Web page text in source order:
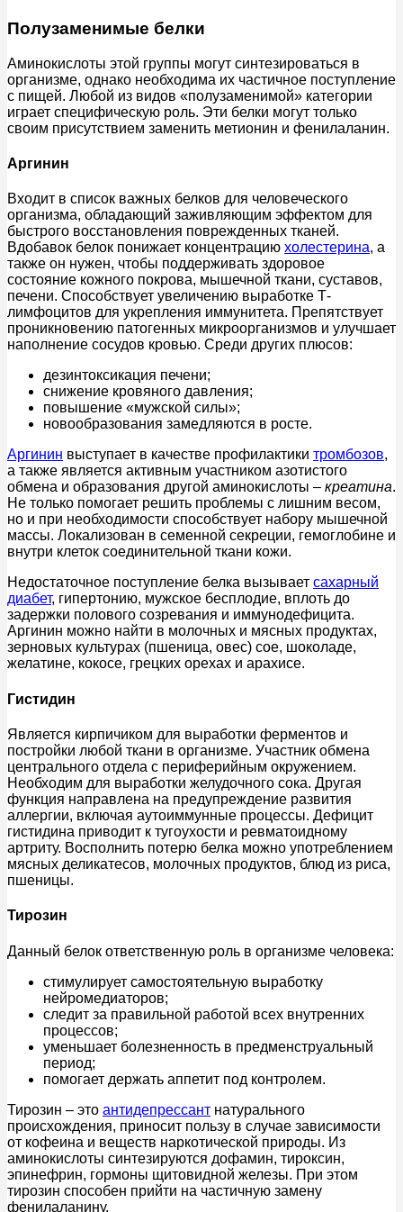
Полузаменимые белки
Аминокислоты этой группы могут синтезироваться в
организме, однако необходима их частичное поступление
с пищей. Любой из видов «полузаменимой» категории
играет специфическую роль. Эти белки могут только
своим присутствием заменить метионин и фенилаланин.
Аргинин
Входит в список важных белков для человеческого
организма, обладающий заживляющим эффектом для
быстрого восстановления поврежденных тканей.
Вдобавок белок понижает концентрацию холестерина, а
также он нужен, чтобы поддерживать здоровое
состояние кожного покрова, мышечной ткани, суставов,
печени. Способствует увеличению выработке Т-
лимфоцитов для укрепления иммунитета. Препятствует
проникновению патогенных микроорганизмов и улучшает
наполнение сосудов кровью. Среди других плюсов:
дезинтоксикация печени;
снижение кровяного давления;
повышение «мужской силы»;
новообразования замедляются в росте.
Аргинин выступает в качестве профилактики тромбозов,
а также является активным участником азотистого
обмена и образования другой аминокислоты – креатина.
Не только помогает решить проблемы с лишним весом,
но и при необходимости способствует набору мышечной
массы. Локализован в семенной секреции, гемоглобине и
внутри клеток соединительной ткани кожи.
Недостаточное поступление белка вызывает сахарный
диабет, гипертонию, мужское бесплодие, вплоть до
задержки полового созревания и иммунодефицита.
Аргинин можно найти в молочных и мясных продуктах,
зерновых культурах (пшеница, овес) сое, шоколаде,
желатине, кокосе, грецких орехах и арахисе.
Гистидин
Является кирпичиком для выработки ферментов и
постройки любой ткани в организме. Участник обмена
центрального отдела с периферийным окружением.
Необходим для выработки желудочного сока. Другая
функция направлена на предупреждение развития
аллергии, включая аутоиммунные процессы. Дефицит
гистидина приводит к тугоухости и ревматоидному
артриту. Восполнить потерю белка можно употреблением
мясных деликатесов, молочных продуктов, блюд из риса,
пшеницы.
Тирозин
Данный белок ответственную роль в организме человека:
стимулирует самостоятельную выработку
нейромедиаторов;
следит за правильной работой всех внутренних
процессов;
уменьшает болезненность в предменструальный
период;
помогает держать аппетит под контролем.
Тирозин – это антидепрессант натурального
происхождения, приносит пользу в случае зависимости
от кофеина и веществ наркотической природы. Из
аминокислоты синтезируются дофамин, тироксин,
эпинефрин, гормоны щитовидной железы. При этом
тирозин способен прийти на частичную замену
фенилаланину.